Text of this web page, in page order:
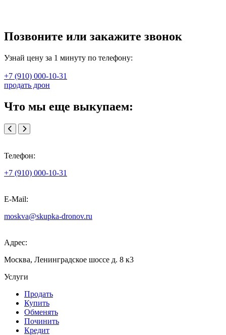
Позвоните или закажите звонок
Узнай цену за 1 минуту по телефону:
+7 (910) 000-10-31
продать дрон
Что мы еще выкупаем:
Телефон:
+7 (910) 000-10-31
E-Mail:
moskva@skupka-dronov.ru
Адрес:
Москва, Ленинградское шоссе д. 8 к3
Услуги
Продать
Купить
Обменять
Починить
Кредит